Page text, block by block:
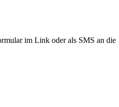
im Link oder als SMS an die